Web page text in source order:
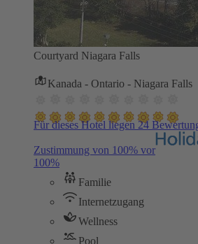
Courtyard Niagara Falls
Kanada - Ontario - Niagara Falls
Für dieses Hotel liegen 24
Zustimmung von 100% vor
100%
Familie
Internetzugang
Wellness
Pool